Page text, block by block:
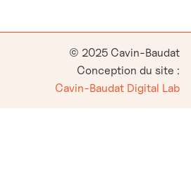
© 2025 Cavin-Baudat
Conception du site :
Cavin-Baudat Digital Lab